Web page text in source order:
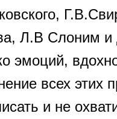
Л.В Слоним и
эмоций,
всех этих
и не